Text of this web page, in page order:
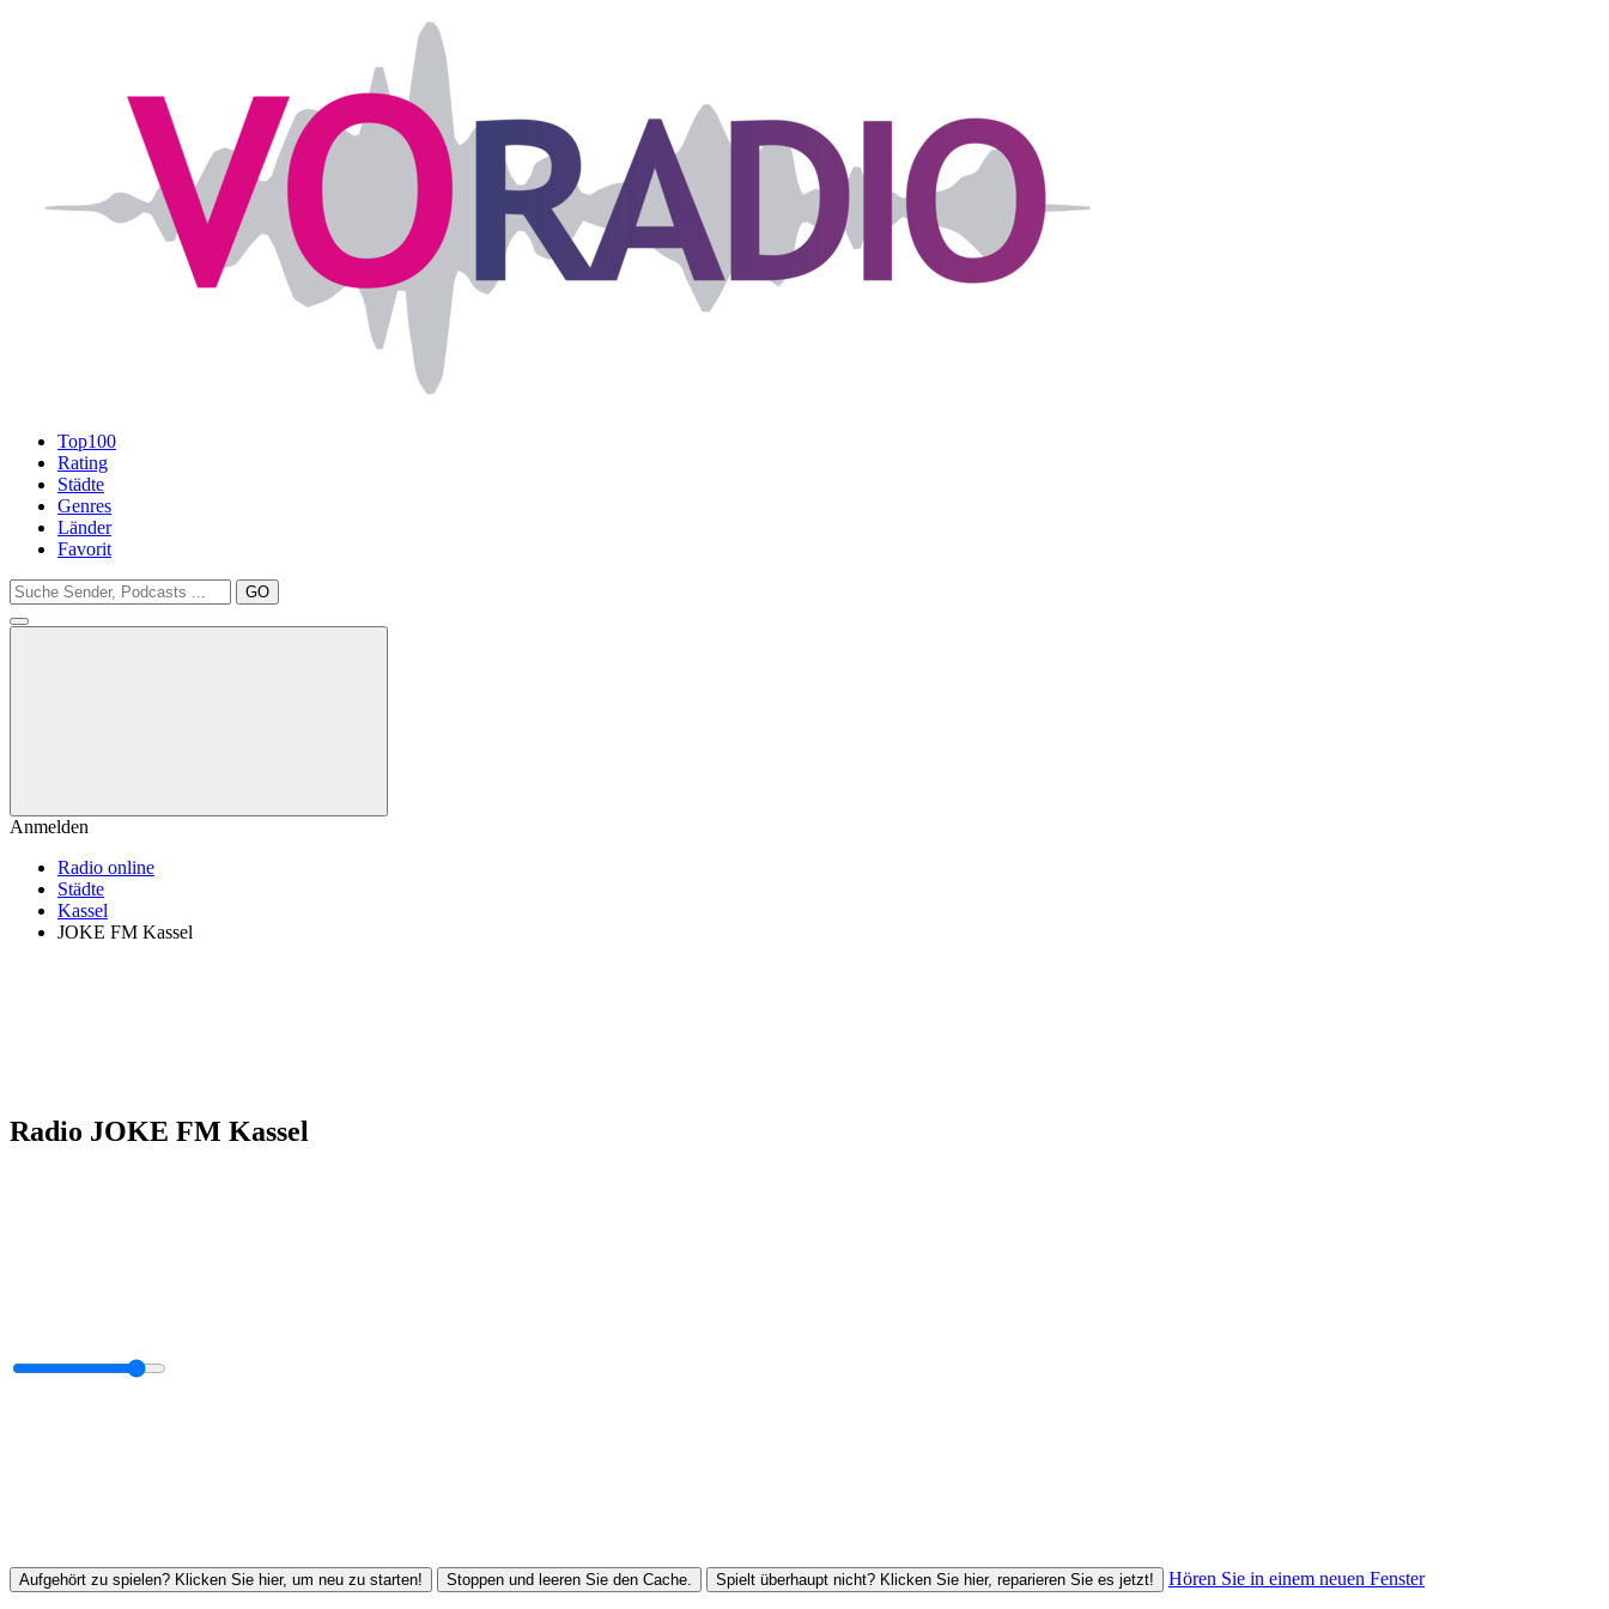
Top100
Rating
Städte
Genres
Länder
Favorit
GO
Anmelden
Radio online
Städte
Kassel
JOKE FM Kassel
Radio JOKE FM Kassel
Aufgehört zu spielen? Klicken Sie hier, um neu zu starten! Stoppen und leeren Sie den Cache. Spielt überhaupt nicht? Klicken Sie hier, reparieren Sie es jetzt! Hören Sie in einem neuen Fenster